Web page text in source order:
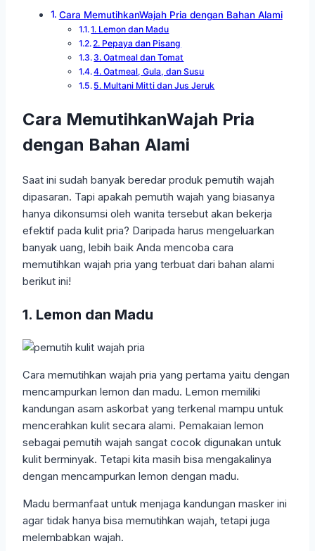
Cara MemutihkanWajah Pria dengan Bahan Alami
1. Lemon dan Madu
2. Pepaya dan Pisang
3. Oatmeal dan Tomat
4. Oatmeal, Gula, dan Susu
5. Multani Mitti dan Jus Jeruk
Cara MemutihkanWajah Pria
dengan Bahan Alami
Saat ini sudah banyak beredar produk pemutih wajah
dipasaran. Tapi apakah pemutih wajah yang biasanya
hanya dikonsumsi oleh wanita tersebut akan bekerja
efektif pada kulit pria? Daripada harus mengeluarkan
banyak uang, lebih baik Anda mencoba cara
memutihkan wajah pria yang terbuat dari bahan alami
berikut ini!
1. Lemon dan Madu
Cara memutihkan wajah pria yang pertama yaitu dengan
mencampurkan lemon dan madu. Lemon memiliki
kandungan asam askorbat yang terkenal mampu untuk
mencerahkan kulit secara alami. Pemakaian lemon
sebagai pemutih wajah sangat cocok digunakan untuk
kulit berminyak. Tetapi kita masih bisa mengakalinya
dengan mencampurkan lemon dengan madu.
Madu bermanfaat untuk menjaga kandungan masker ini
agar tidak hanya bisa memutihkan wajah, tetapi juga
melembabkan wajah.